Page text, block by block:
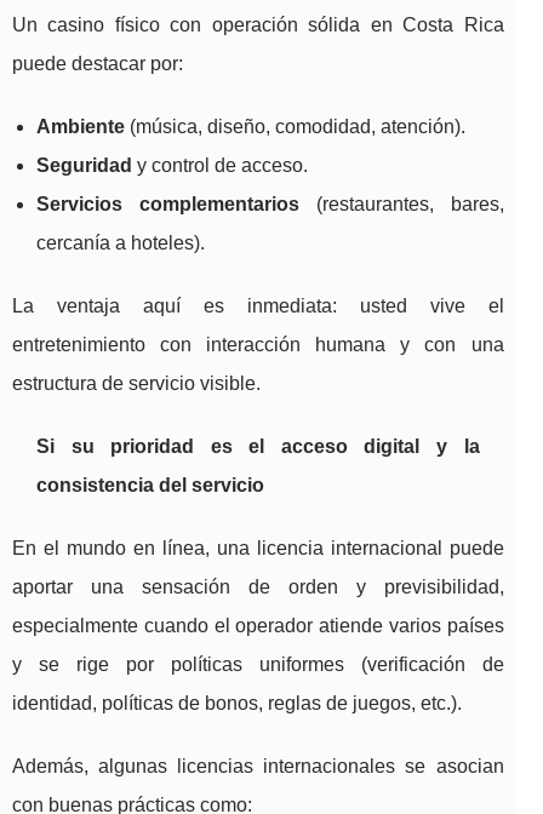
Un casino físico con operación sólida en Costa Rica
puede destacar por:
Ambiente (música, diseño, comodidad, atención).
Seguridad y control de acceso.
Servicios complementarios(restaurantes, bares,
cercanía a hoteles).
La ventaja aquí es inmediata: usted vive el
entretenimiento con interacción humana y con una
estructura de servicio visible.
Si su prioridad es el acceso digital y la
consistencia del servicio
En el mundo en línea, una licencia internacional puede
aportar una sensación de orden y previsibilidad,
especialmente cuando el operador atiende varios países
y se rige por políticas uniformes (verificación de
identidad, políticas de bonos, reglas de juegos, etc.).
Además, algunas licencias internacionales se asocian
con buenas prácticas como: